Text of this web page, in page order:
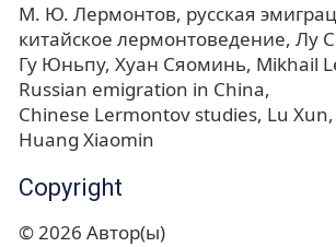
М. Ю. Лермонтов русская
китайское лермонтоведение Лу
Гу Юньпу Хуан Сяоминь Mikhail
Russian emigration in China
Chinese Lermontov studies Lu Xun
Huang Xiaomin
Copyright
© 2026 Автор(ы)